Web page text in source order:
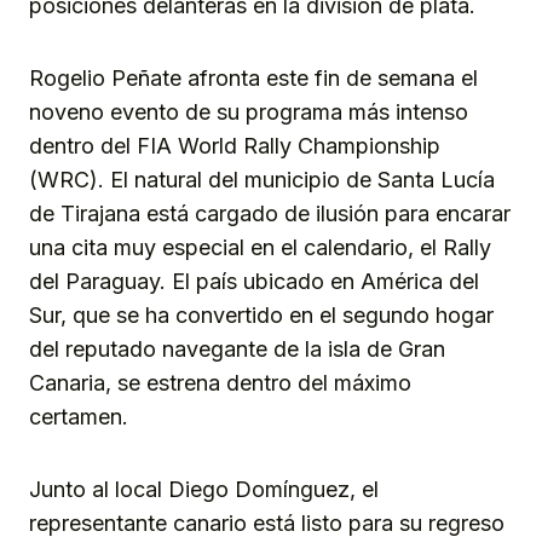
posiciones delanteras en la división de plata.
Rogelio Peñate afronta este fin de semana el
noveno evento de su programa más intenso
dentro del FIA World Rally Championship
(WRC). El natural del municipio de Santa Lucía
de Tirajana está cargado de ilusión para encarar
una cita muy especial en el calendario, el Rally
del Paraguay. El país ubicado en América del
Sur, que se ha convertido en el segundo hogar
del reputado navegante de la isla de Gran
Canaria, se estrena dentro del máximo
certamen.
Junto al local Diego Domínguez, el
representante canario está listo para su regreso